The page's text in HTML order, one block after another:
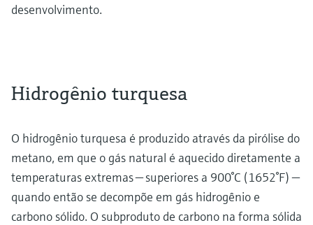
desenvolvimento.
Hidrogênio turquesa
O hidrogênio turquesa é produzido através da pirólise do
metano, em que o gás natural é aquecido diretamente a
temperaturas extremas — superiores a 900°C (1652°F) —
quando então se decompõe em gás hidrogênio e
carbono sólido. O subproduto de carbono na forma sólida